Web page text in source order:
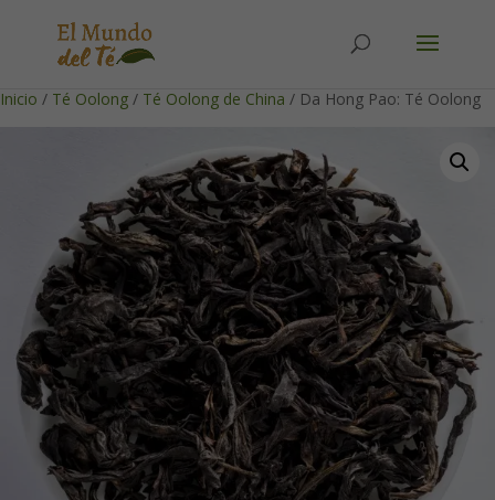
Inicio / Té Oolong / Té Oolong de China / Da Hong Pao: Té Oolong